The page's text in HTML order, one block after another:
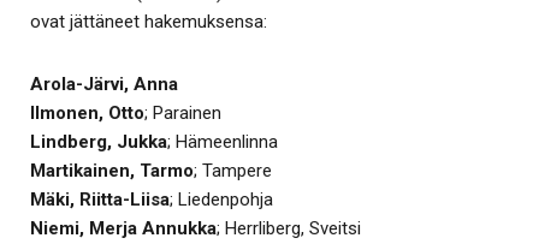
ovat jättäneet hakemuksensa:
Arola-Järvi, Anna
Ilmonen, Otto; Parainen
Lindberg, Jukka; Hämeenlinna
Martikainen, Tarmo; Tampere
Mäki, Riitta-Liisa; Liedenpohja
Niemi, Merja Annukka; Herrliberg, Sveitsi